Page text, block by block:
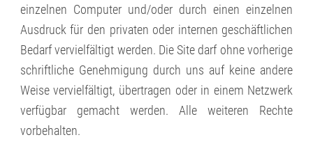
einzelnen Computer und/oder durch einen einzelnen
Ausdruck für den privaten oder internen geschäftlichen
Bedarf vervielfältigt werden. Die Site darf ohne vorherige
schriftliche Genehmigung durch uns auf keine andere
Weise vervielfältigt, übertragen oder in einem Netzwerk
verfügbar gemacht werden. Alle weiteren Rechte
vorbehalten.